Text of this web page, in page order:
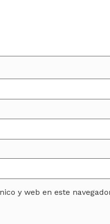
y web en este